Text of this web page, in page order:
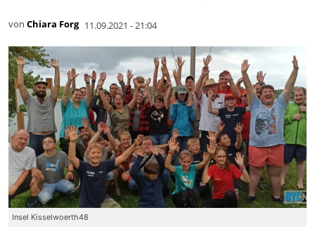
von Chiara Forg 11.09.2021 - 21:04
Insel Kisselwoerth48